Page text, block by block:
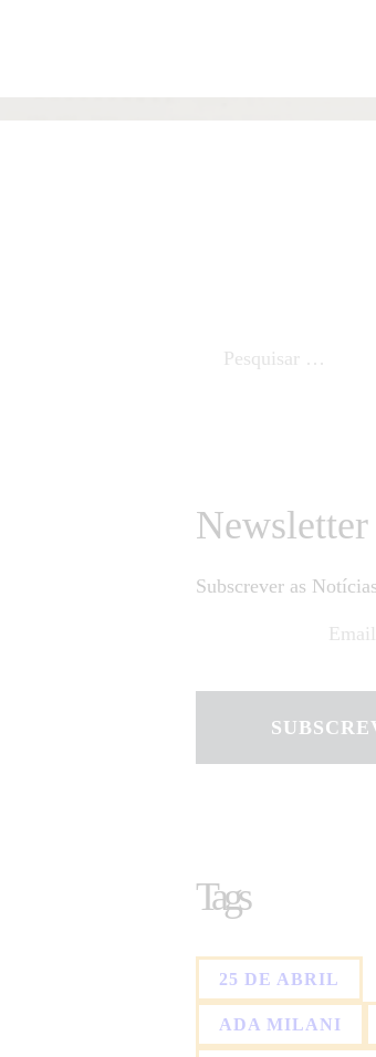
Newsletter
Subscrever as
Tags
25 DE ABRIL
ADA MILANI